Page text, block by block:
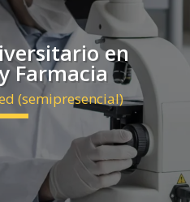
en
Farmacia
(semipresencial)